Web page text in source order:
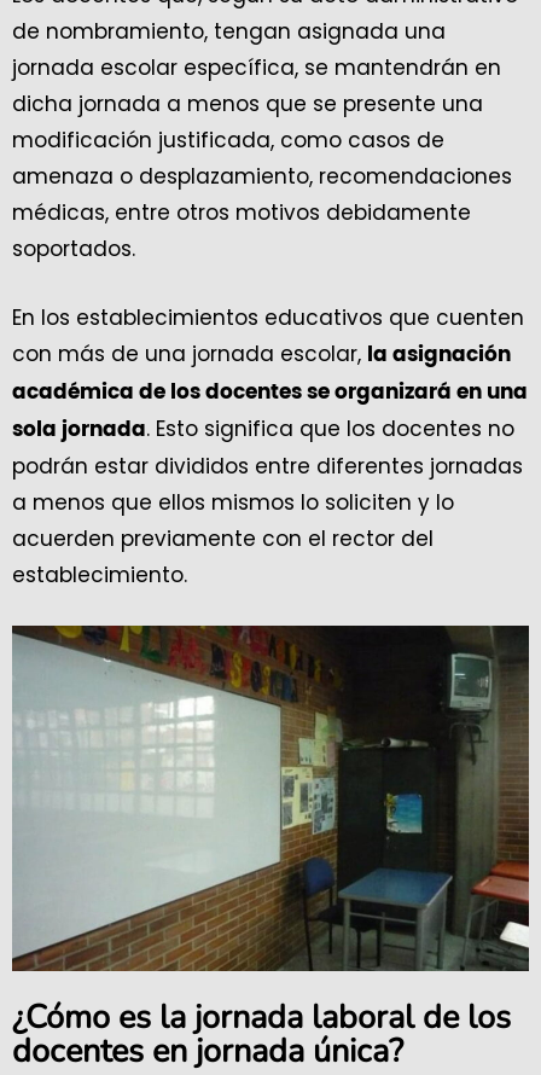
de nombramiento, tengan asignada una
jornada escolar específica, se mantendrán en
dicha jornada a menos que se presente una
modificación justificada, como casos de
amenaza o desplazamiento, recomendaciones
médicas, entre otros motivos debidamente
soportados.
En los establecimientos educativos que cuenten
con más de una jornada escolar, la asignación
académica de los docentes se organizará en una
sola jornada. Esto significa que los docentes no
podrán estar divididos entre diferentes jornadas
a menos que ellos mismos lo soliciten y lo
acuerden previamente con el rector del
establecimiento.
¿Cómo es la jornada laboral de los
docentes en jornada única?